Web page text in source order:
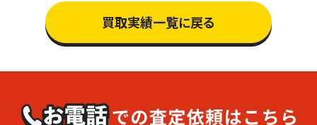
買取実績一覧に戻る